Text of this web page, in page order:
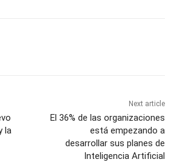
la
Next article
El 36% de las organizaciones
está empezando a
desarrollar sus planes de
Inteligencia Artificial